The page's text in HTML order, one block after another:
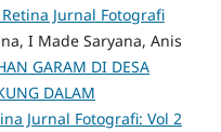
Jurnal Fotografi
I Made Saryana, Anis
GARAM DI DESA
DALAM
Jurnal Fotografi: Vol 2